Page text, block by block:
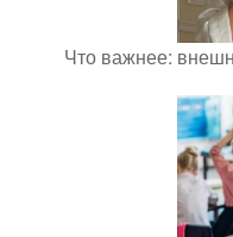
Что важнее: